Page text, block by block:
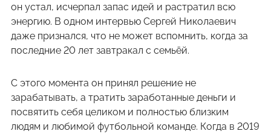
он устал, исчерпал запас идей и растратил всю
энергию. В одном интервью Сергей Николаевич
даже признался, что не может вспомнить, когда за
последние 20 лет завтракал с семьёй.
С этого момента он принял решение не
зарабатывать, а тратить заработанные деньги и
посвятить себя целиком и полностью близким
людям и любимой футбольной команде. Когда в 2019